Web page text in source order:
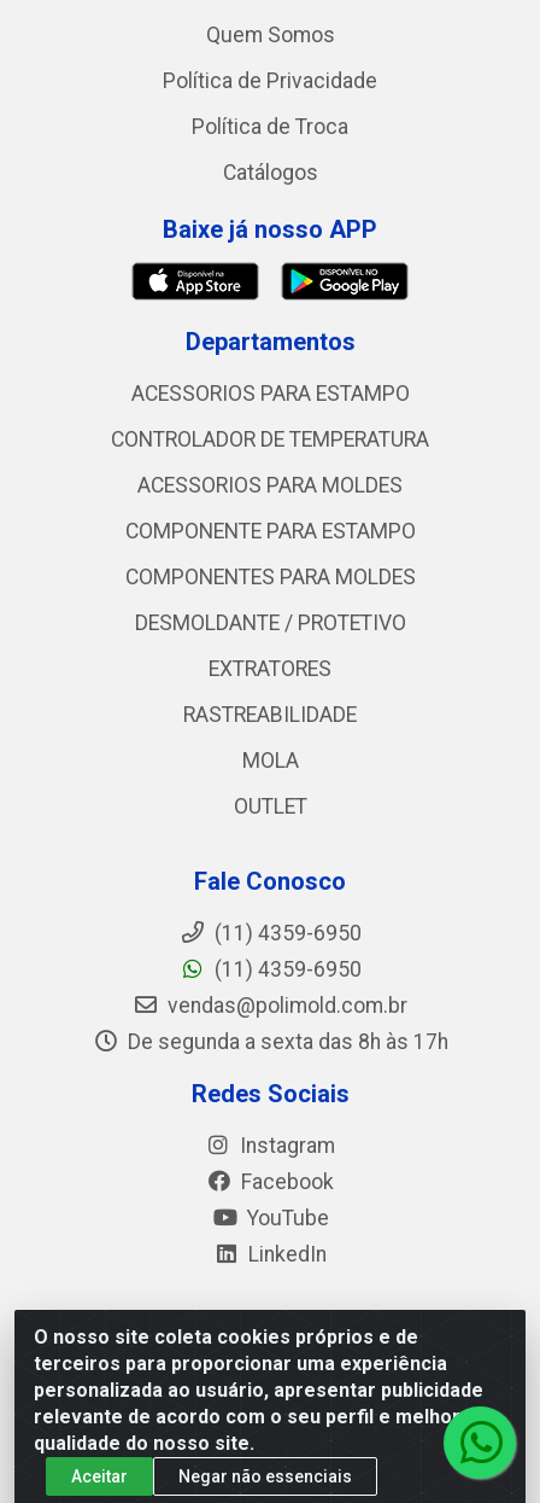
O nosso site coleta cookies próprios e de
terceiros para proporcionar uma experiência
personalizada ao usuário, apresentar publicidade
relevante de acordo com o seu perfil e melhorar a
qualidade do nosso site.
Aceitar Negar não essenciais
Quem Somos
Política de Privacidade
Política de Troca
Catálogos
Baixe já nosso APP
Departamentos
ACESSORIOS PARA ESTAMPO
CONTROLADOR DE TEMPERATURA
ACESSORIOS PARA MOLDES
COMPONENTE PARA ESTAMPO
COMPONENTES PARA MOLDES
DESMOLDANTE / PROTETIVO
EXTRATORES
RASTREABILIDADE
MOLA
OUTLET
Fale Conosco
(11) 4359-6950
(11) 4359-6950
vendas@polimold.com.br
De segunda a sexta das 8h às 17h
Redes Sociais
Instagram
Facebook
YouTube
LinkedIn
Polimold Industrial Ltda - Estrada dos Casa, 4585 – São
Bernardo do Campo / SP – CEP: 09.840-000 - CNPJ
44.106.466/0001-41